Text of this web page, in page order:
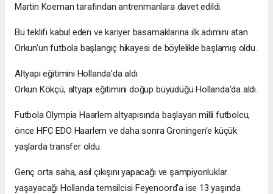
Martin Koeman tarafından antrenmanlara davet edildi.
Bu teklifi kabul eden ve kariyer basamaklarına ilk adımını atan
Orkun'un futbola başlangıç hikayesi de böylelikle başlamış oldu.
Altyapı eğitimini Hollanda'da aldı
Orkun Kökçü, altyapı eğitimini doğup büyüdüğü Hollanda'da aldı.
Futbola Olympia Haarlem altyapısında başlayan milli futbolcu,
önce HFC EDO Haarlem ve daha sonra Groningen'e küçük
yaşlarda transfer oldu.
Genç orta saha, asıl çıkışını yapacağı ve şampiyonluklar
yaşayacağı Hollanda temsilcisi Feyenoord'a ise 13 yaşında